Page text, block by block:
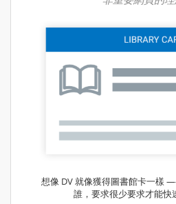
想像 DV 就像獲得圖書館卡一樣
誰，要求很少要求才能快